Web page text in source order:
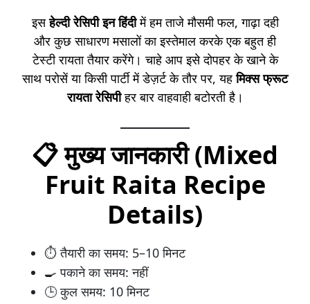
इसहेल्दी रेसिपी इन हिंदीमें हम ताजे मौसमी फल, गाढ़ा दही
और कुछ साधारण मसालों का इस्तेमाल करके एक बहुत ही
टेस्टी रायता तैयार करेंगे। चाहे आप इसे दोपहर के खाने के
साथ परोसें या किसी पार्टी में डेज़र्ट के तौर पर, यहमिक्स फ्रूट
रायता रेसिपीहर बार वाहवाही बटोरती है।
📋 मुख्य जानकारी (Mixed
Fruit Raita Recipe
Details)
⏱️ तैयारी का समय: 5–10 मिनट
🍳 पकाने का समय: नहीं
🕒 कुल समय: 10 मिनट